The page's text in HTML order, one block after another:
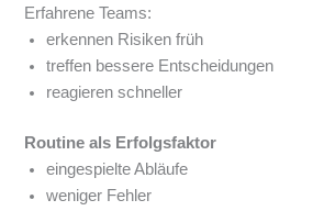
Erfahrene Teams:
erkennen Risiken früh
treffen bessere Entscheidungen
reagieren schneller
Routine als Erfolgsfaktor
eingespielte Abläufe
weniger Fehler